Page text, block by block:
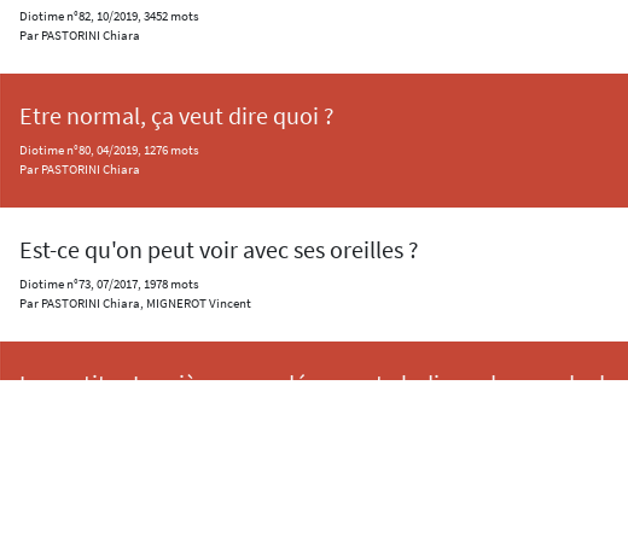
Diotime n°82, 10/2019, 3452 mots
Par PASTORINI Chiara
Etre normal, ça veut dire quoi ?
Diotime n°80, 04/2019, 1276 mots
Par PASTORINI Chiara
Est-ce qu'on peut voir avec ses oreilles ?
Diotime n°73, 07/2017, 1978 mots
Par PASTORINI Chiara, MIGNEROT Vincent
Les petites Lumières, une découverte ludique du monde des